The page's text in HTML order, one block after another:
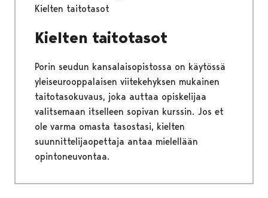
Kielten taitotasot
Kielten taitotasot
Porin seudun kansalaisopistossa on käytössä
yleiseurooppalaisen viitekehyksen mukainen
taitotasokuvaus, joka auttaa opiskelijaa
valitsemaan itselleen sopivan kurssin. Jos et
ole varma omasta tasostasi, kielten
suunnittelijaopettaja antaa mielellään
opintoneuvontaa.